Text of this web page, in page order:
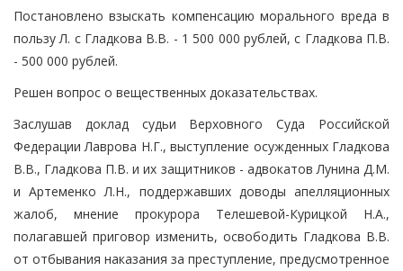
Постановлено взыскать компенсацию морального вреда в
пользу Л. с Гладкова В.В. - 1 500 000 рублей, с Гладкова П.В.
- 500 000 рублей.
Решен вопрос о вещественных доказательствах.
Заслушав доклад судьи Верховного Суда Российской
Федерации Лаврова Н.Г., выступление осужденных Гладкова
В.В., Гладкова П.В. и их защитников - адвокатов Лунина Д.М.
и Артеменко Л.Н., поддержавших доводы апелляционных
жалоб, мнение прокурора Телешевой-Курицкой Н.А.,
полагавшей приговор изменить, освободить Гладкова В.В.
от отбывания наказания за преступление, предусмотренное